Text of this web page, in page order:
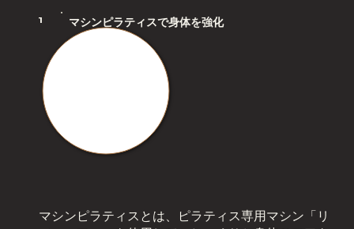
1 マシンピラティスで身体を強化
マシンピラティスとは、ピラティス専用マシン「リ